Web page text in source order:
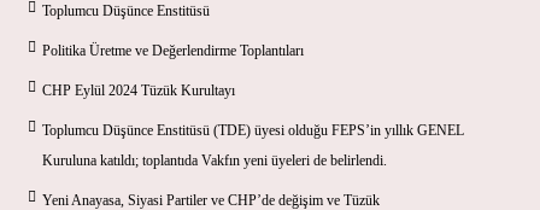
Toplumcu Düşünce Enstitüsü
Politika Üretme ve Değerlendirme Toplantıları
CHP Eylül 2024 Tüzük Kurultayı
Toplumcu Düşünce Enstitüsü (TDE) üyesi olduğu FEPS’in yıllık GENEL
Kuruluna katıldı; toplantıda Vakfın yeni üyeleri de belirlendi.
Yeni Anayasa, Siyasi Partiler ve CHP’de değişim ve Tüzük